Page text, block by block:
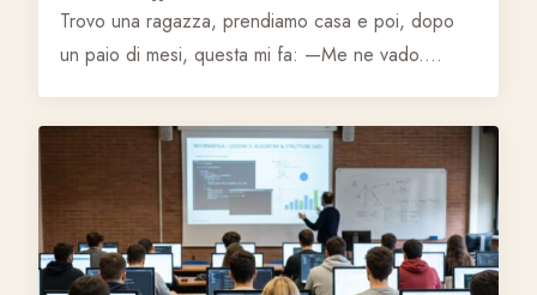
Trovo una ragazza, prendiamo casa e poi, dopo
un paio di mesi, questa mi fa: —Me ne vado.…